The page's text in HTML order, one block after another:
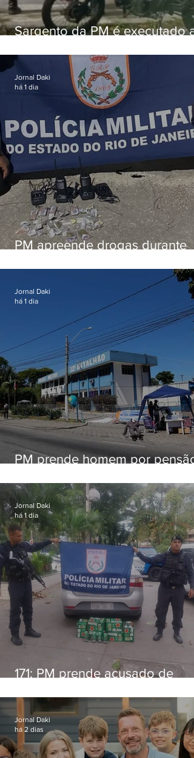
Sargento da PM é executado a
em Vaz Lobo
PM apreende drogas durante
Jornal Daki
há 1 dia
PM prende homem por pensão
Jornal Daki
há 1 dia
171: PM prende acusado de
Niterói
Jornal Daki
há 1 dia
Jornal Daki
há 2 dias